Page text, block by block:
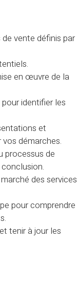
vente définis par
en œuvre de la
identifier les
et
démarches.
processus de
des services
pour comprendre
tenir à jour les